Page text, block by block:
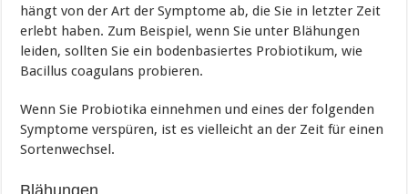
hängt von der Art der Symptome ab, die Sie in letzter Zeit
erlebt haben. Zum Beispiel, wenn Sie unter Blähungen
leiden, sollten Sie ein bodenbasiertes Probiotikum, wie
Bacillus coagulans probieren.
Wenn Sie Probiotika einnehmen und eines der folgenden
Symptome verspüren, ist es vielleicht an der Zeit für einen
Sortenwechsel.
Blähungen